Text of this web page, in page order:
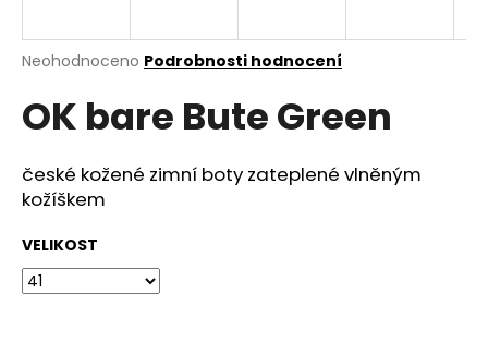
Průměrné
produktu
je
z
5
hvězdiček.
Neohodnoceno Podrobnosti hodnocení
OK bare Bute Green
české kožené zimní boty zateplené vlněným
kožíškem
VELIKOST
j
t
?